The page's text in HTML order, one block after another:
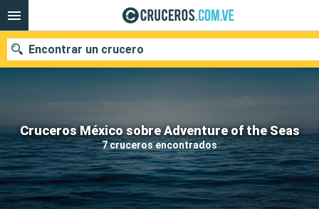
Cruceros México sobre Adventure of the Seas
7 cruceros encontrados
Encontrar un crucero
Nuestros destinos
Fecha de salida
Puertos Compañías